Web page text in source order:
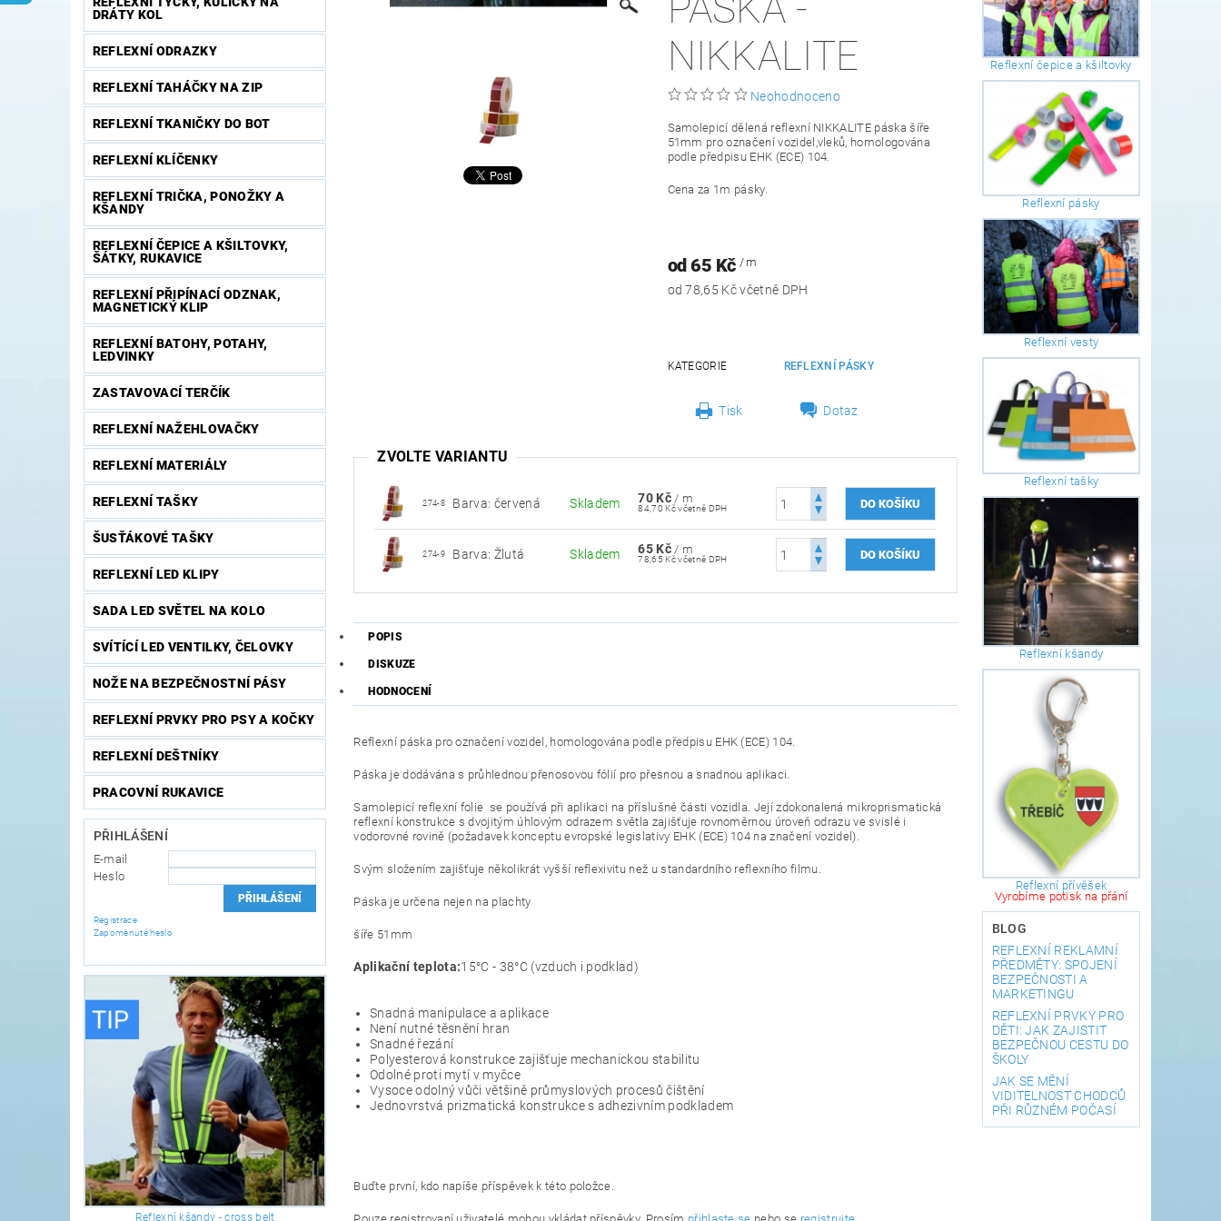
DRÁTY KOL
REFLEXNÍ ODRAZKY
REFLEXNÍ TAHÁČKY NA ZIP
REFLEXNÍ TKANIČKY DO BOT
REFLEXNÍ KLÍČENKY
REFLEXNÍ TRIČKA, PONOŽKY A
KŠANDY
REFLEXNÍ ČEPICE A KŠILTOVKY,
ŠÁTKY, RUKAVICE
REFLEXNÍ PŘIPÍNACÍ ODZNAK,
MAGNETICKÝ KLIP
REFLEXNÍ BATOHY, POTAHY,
LEDVINKY
ZASTAVOVACÍ TERČÍK
REFLEXNÍ NAŽEHLOVAČKY
REFLEXNÍ MATERIÁLY
REFLEXNÍ TAŠKY
ŠUSŤÁKOVÉ TAŠKY
REFLEXNÍ LED KLIPY
SADA LED SVĚTEL NA KOLO
SVÍTÍCÍ LED VENTILKY, ČELOVKY
NOŽE NA BEZPEČNOSTNÍ PÁSY
REFLEXNÍ PRVKY PRO PSY A KOČKY
REFLEXNÍ DEŠTNÍKY
PRACOVNÍ RUKAVICE
PŘIHLÁŠENÍ
E-mail
Heslo
Registrace
Zapomenuté heslo
Reflexní kšandy - cross belt
NIKKALITE
Neohodnoceno
Samolepicí dělená reflexní NIKKALITE páska šíře
51mm pro označení vozidel,vleků, homologována
podle předpisu EHK (ECE) 104.
Cena za 1m pásky.
od 65 Kč/ m
od 78,65 Kč včetně DPH
KATEGORIE REFLEXNÍ PÁSKY
Tisk Dotaz
ZVOLTE VARIANTU
274-8 Barva: červená Skladem 70 Kč / m
84,70 Kč včetně DPH
274-9 Barva: Žlutá Skladem 65 Kč / m
78,65 Kč včetně DPH
POPIS
DISKUZE
HODNOCENÍ
Reflexní páska pro označení vozidel, homologována podle předpisu EHK (ECE) 104.
Páska je dodávána s průhlednou přenosovou fólií pro přesnou a snadnou aplikaci.
Samolepicí reflexní folie se používá při aplikaci na příslušné části vozidla. Její zdokonalená mikroprismatická
reflexní konstrukce s dvojitým úhlovým odrazem světla zajišťuje rovnoměrnou úroveň odrazu ve svislé i
vodorovné rovině (požadavek konceptu evropské legislativy EHK (ECE) 104 na značení vozidel).
Svým složením zajišťuje několikrát vyšší reflexivitu než u standardního reflexního filmu.
Páska je určena nejen na plachty
šíře 51mm
Aplikační teplota:15°C - 38°C (vzduch i podklad)
Snadná manipulace a aplikace
Není nutné těsnění hran
Snadné řezání
Polyesterová konstrukce zajišťuje mechanickou stabilitu
Odolné proti mytí v myčce
Vysoce odolný vůči většině průmyslových procesů čištění
Jednovrstvá prizmatická konstrukce s adhezivním podkladem
Buďte první, kdo napíše příspěvek k této položce.
Reflexní čepice a kšiltovky
Reflexní pásky
Reflexní vesty
Reflexní tašky
Reflexní kšandy
Reflexní přívěšek
Vyrobíme potisk na přání
BLOG
REFLEXNÍ REKLAMNÍ
PŘEDMĚTY: SPOJENÍ
BEZPEČNOSTI A
MARKETINGU
REFLEXNÍ PRVKY PRO
DĚTI: JAK ZAJISTIT
BEZPEČNOU CESTU DO
ŠKOLY
JAK SE MĚNÍ
VIDITELNOST CHODCŮ
PŘI RŮZNÉM POČASÍ